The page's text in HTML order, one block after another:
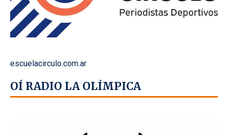
escuelacirculo.com.ar
OÍ RADIO LA OLÍMPICA